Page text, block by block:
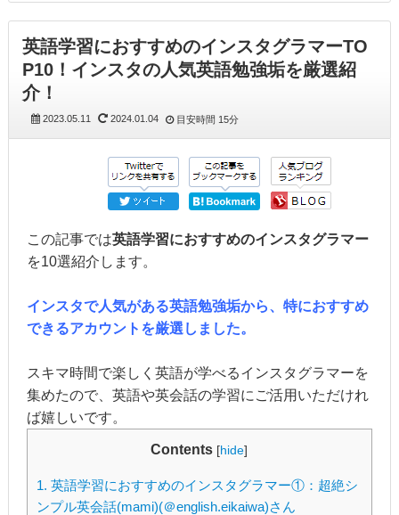
英語学習におすすめのインスタグラマーTO
P10！インスタの人気英語勉強垢を厳選紹
介！
2023.05.11 2024.01.04 目安時間 15分
この記事では英語学習におすすめのインスタグラマー
を10選紹介します。
インスタで人気がある英語勉強垢から、特におすすめ
できるアカウントを厳選しました。
スキマ時間で楽しく英語が学べるインスタグラマーを
集めたので、英語や英会話の学習にご活用いただけれ
ば嬉しいです。
Contents [hide]
1. 英語学習におすすめのインスタグラマー①：超絶シ
ンプル英会話(mami)(＠english.eikaiwa)さん